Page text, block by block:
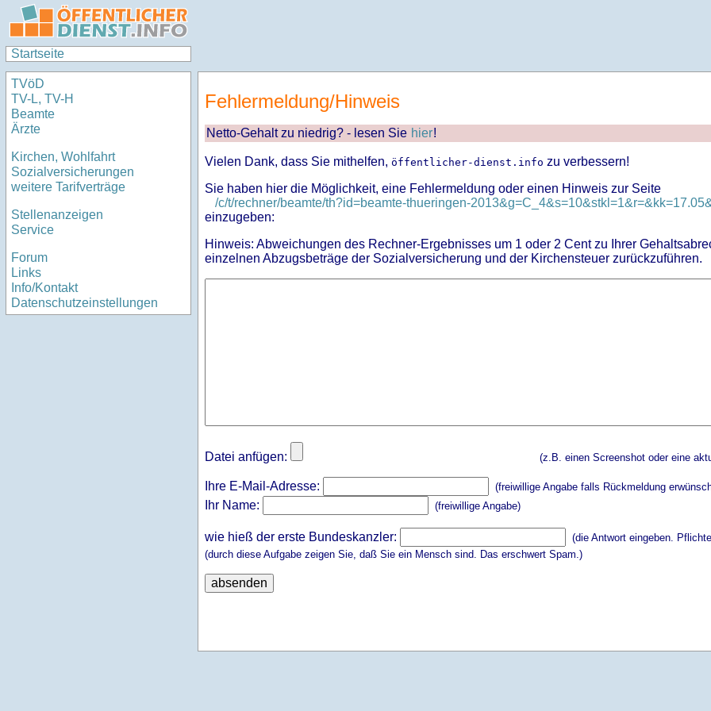
Startseite
TVöD
TV-L, TV-H
Beamte
Ärzte
Kirchen, Wohlfahrt
Sozialversicherungen
weitere Tarifverträge
Stellenanzeigen
Service
Forum
Links
Info/Kontakt
Datenschutzeinstellungen
Fehlermeldung/Hinweis
Netto-Gehalt zu niedrig? - lesen Sie hier!
Vielen Dank, dass Sie mithelfen, öffentlicher-dienst.info zu verbessern!
Sie haben hier die Möglichkeit, eine Fehlermeldung oder einen Hinweis zur Seite
/c/t/rechner/beamte/th?id=beamte-thueringen-
einzugeben:
Hinweis: Abweichungen des Rechner-Ergebnisses um 1 oder 2 Cent zu Ihrer
einzelnen Abzugsbeträge der Sozialversicherung und der Kirchensteuer zurückzuführen.
Datei anfügen: (z.B. einen Screenshot oder eine
Ihre E-Mail-Adresse: (freiwillige Angabe falls Rückmeldung
Ihr Name: (freiwillige Angabe)
wie hieß der erste Bundeskanzler:
(die Antwort eingeben.
(durch diese Aufgabe zeigen Sie, daß Sie ein Mensch sind. Das erschwert Spam.)